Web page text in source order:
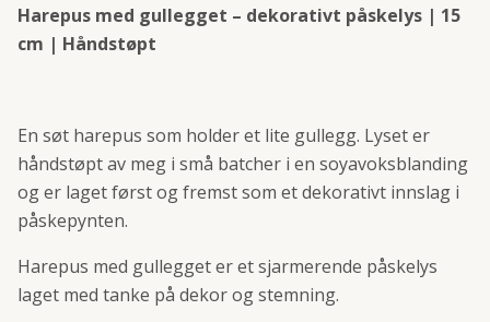
Harepus med gullegget – dekorativt påskelys | 15
cm | Håndstøpt
En søt harepus som holder et lite gullegg. Lyset er
håndstøpt av meg i små batcher i en soyavoksblanding
og er laget først og fremst som et dekorativt innslag i
påskepynten.
Harepus med gullegget er et sjarmerende påskelys
laget med tanke på dekor og stemning.